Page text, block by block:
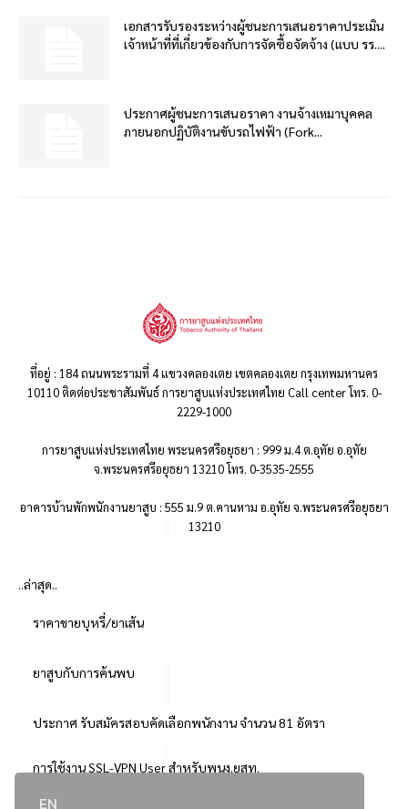
EN
เอกสารรับรองระหว่างผู้ชนะการเสนอราคาประเมิน
เจ้าหน้าที่ที่เกี่ยวข้องกับการจัดซื้อจัดจ้าง (แบบ รร....
ประกาศผู้ชนะการเสนอราคา งานจ้างเหมาบุคคล
ภายนอกปฏิบัติงานขับรถไฟฟ้า (Fork...
ที่อยู่ : 184 ถนนพระรามที่ 4 แขวงคลองเตย เขตคลองเตย กรุงเทพมหานคร
10110 ติดต่อประชาสัมพันธ์ การยาสูบแห่งประเทศไทย Call center โทร. 0-
2229-1000
การยาสูบแห่งประเทศไทย พระนครศรีอยุธยา : 999 ม.4 ต.อุทัย อ.อุทัย
จ.พระนครศรีอยุธยา 13210 โทร. 0-3535-2555
อาคารบ้านพักพนักงานยาสูบ : 555 ม.9 ต.คานหาม อ.อุทัย จ.พระนครศรีอยุธยา
13210
..ล่าสุด..
ราคาขายบุหรี่/ยาเส้น
ยาสูบกับการค้นพบ
ประกาศ รับสมัครสอบคัดเลือกพนักงาน จำนวน 81 อัตรา
การใช้งาน SSL-VPN User สำหรับพนง.ยสท.